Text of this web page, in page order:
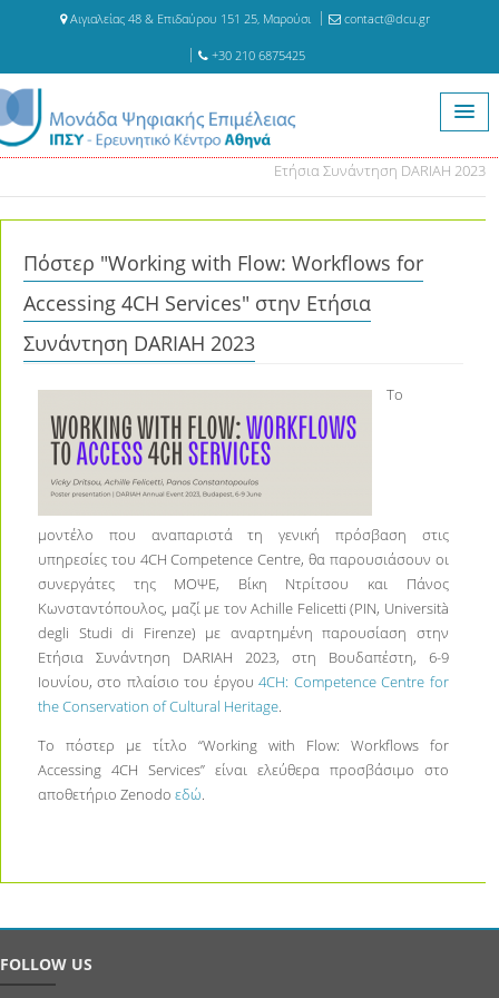
Αιγιαλείας 48 & Επιδαύρου 151 25, Μαρούσι contact@dcu.gr
+30 210 6875425
Δημοσιεύσεις
Πόστερ "Working with Flow: Workflows for Accessing 4CH Services" στην
Ετήσια Συνάντηση DARIAH 2023
Πόστερ "Working with Flow: Workflows for
Accessing 4CH Services" στην Ετήσια
Συνάντηση DARIAH 2023
Το
μοντέλο που αναπαριστά τη γενική πρόσβαση στις
υπηρεσίες του 4CH Competence Centre, θα παρουσιάσουν οι
συνεργάτες της ΜΟΨΕ, Βίκη Ντρίτσου και Πάνος
Κωνσταντόπουλος, μαζί με τον Achille Felicetti (PIN, Università
degli Studi di Firenze) με αναρτημένη παρουσίαση στην
Ετήσια Συνάντηση DARIAH 2023, στη Βουδαπέστη, 6-9
Ιουνίου, στο πλαίσιο του έργου4CH: Competence Centre for
the Conservation of Cultural Heritage.
Το πόστερ με τίτλο “Working with Flow: Workflows for
Accessing 4CH Services” είναι ελεύθερα προσβάσιμο στο
αποθετήριο Zenodo εδώ.
FOLLOW US